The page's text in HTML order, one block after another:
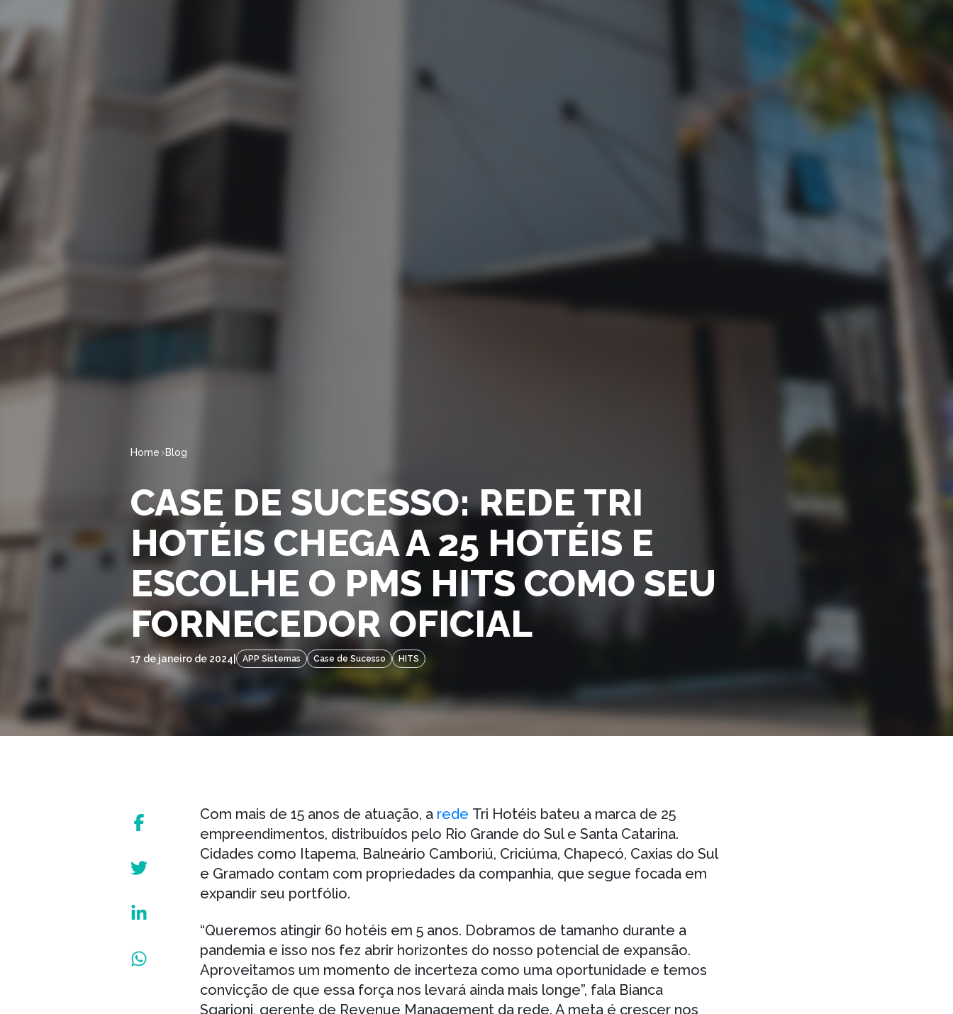
Home Blog
CASE DE SUCESSO: REDE TRI
HOTÉIS CHEGA A 25 HOTÉIS E
ESCOLHE O PMS HITS COMO SEU
FORNECEDOR OFICIAL
17 de janeiro de 2024 APP Sistemas Case de Sucesso HITS
Com mais de 15 anos de atuação, a rede Tri Hotéis bateu a marca de 25
empreendimentos, distribuídos pelo Rio Grande do Sul e Santa Catarina.
Cidades como Itapema, Balneário Camboriú, Criciúma, Chapecó, Caxias do Sul
e Gramado contam com propriedades da companhia, que segue focada em
expandir seu portfólio.
“Queremos atingir 60 hotéis em 5 anos. Dobramos de tamanho durante a
pandemia e isso nos fez abrir horizontes do nosso potencial de expansão.
Aproveitamos um momento de incerteza como uma oportunidade e temos
convicção de que essa força nos levará ainda mais longe”, fala Bianca
Sgarioni, gerente de Revenue Management da rede. A meta é crescer nos